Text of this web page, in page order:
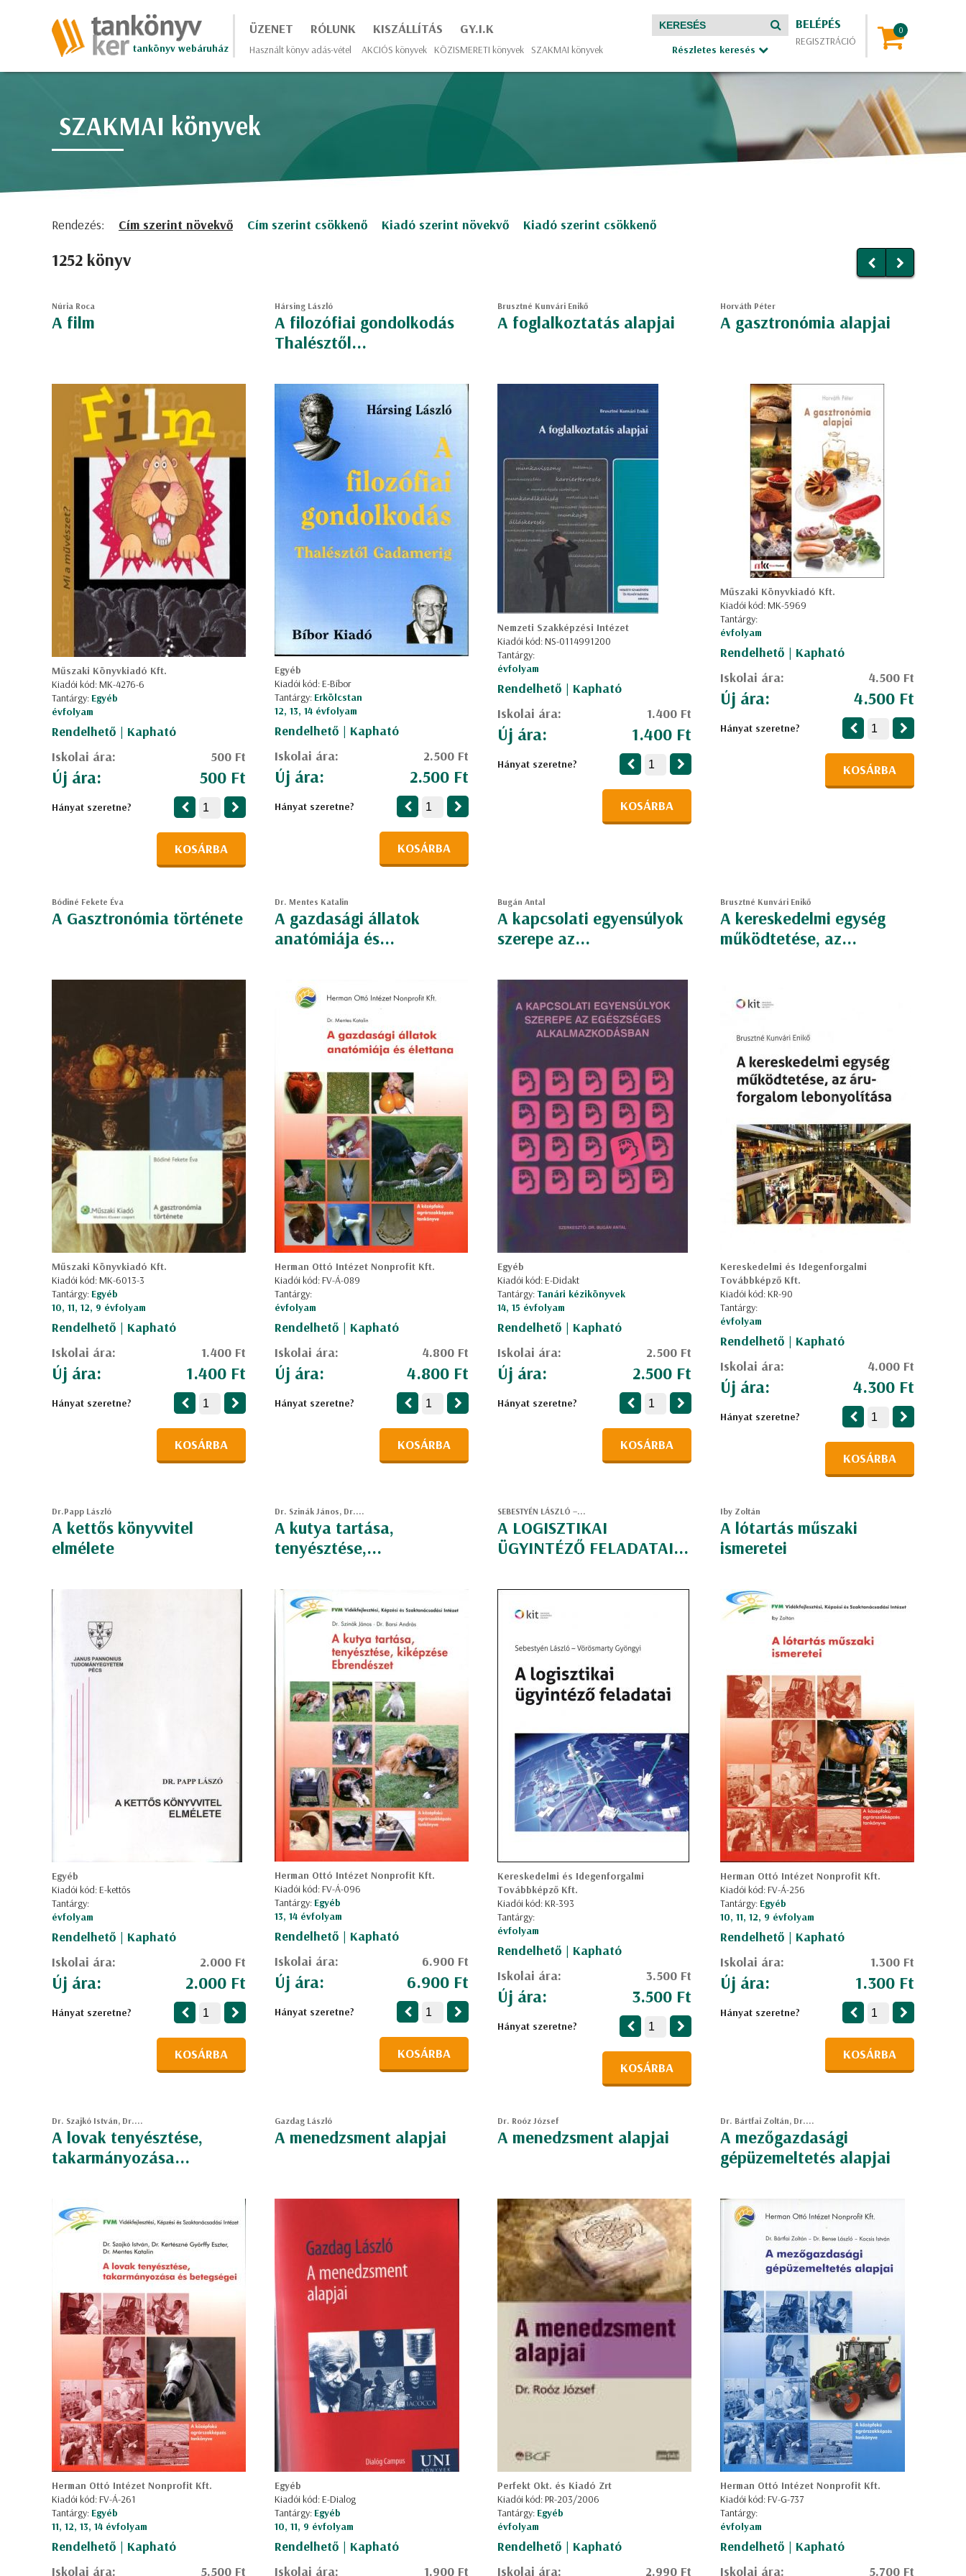
tankönyv webáruház
ÜZENET RÓLUNK KISZÁLLÍTÁS GY.I.K
Használt könyv adás-vétel AKCIÓS könyvek KÖZISMERETI könyvek SZAKMAI könyvek Részletes keresés
BELÉPÉS
REGISZTRÁCIÓ
SZAKMAI könyvek
Rendezés: Cím szerint növekvő Cím szerint csökkenő Kiadó szerint növekvő Kiadó szerint csökkenő
1252 könyv
Núria Roca
A film
Műszaki Könyvkiadó Kft.
Kiadói kód: MK-4276-6
Tantárgy: Egyéb
évfolyam
Rendelhető | Kapható
Iskolai ára:
500 Ft
Új ára: 500 Ft
Hányat szeretne?
KOSÁRBA
Hársing László
A filozófiai gondolkodás
Thalésztől...
Egyéb
Kiadói kód: E-Bíbor
Tantárgy: Erkölcstan
12, 13, 14 évfolyam
Rendelhető | Kapható
Iskolai ára:
2.500 Ft
Új ára: 2.500 Ft
Hányat szeretne?
KOSÁRBA
Brusztné Kunvári Enikő
A foglalkoztatás alapjai
Nemzeti Szakképzési Intézet
Kiadói kód: NS-0114991200
Tantárgy:
évfolyam
Rendelhető | Kapható
Iskolai ára:
1.400 Ft
Új ára: 1.400 Ft
Hányat szeretne?
KOSÁRBA
Horváth Péter
A gasztronómia alapjai
Műszaki Könyvkiadó Kft.
Kiadói kód: MK-5969
Tantárgy:
évfolyam
Rendelhető | Kapható
Iskolai ára:
4.500 Ft
Új ára: 4.500 Ft
Hányat szeretne?
KOSÁRBA
Bódiné Fekete Éva
A Gasztronómia története
Műszaki Könyvkiadó Kft.
Kiadói kód: MK-6013-3
Tantárgy: Egyéb
10, 11, 12, 9 évfolyam
Rendelhető | Kapható
Iskolai ára:
1.400 Ft
Új ára: 1.400 Ft
Hányat szeretne?
KOSÁRBA
Dr. Mentes Katalin
A gazdasági állatok
anatómiája és...
Herman Ottó Intézet Nonprofit Kft.
Kiadói kód: FV-Á-089
Tantárgy:
évfolyam
Rendelhető | Kapható
Iskolai ára:
4.800 Ft
Új ára: 4.800 Ft
Hányat szeretne?
KOSÁRBA
Bugán Antal
A kapcsolati egyensúlyok
szerepe az...
Egyéb
Kiadói kód: E-Didakt
Tantárgy:Tanári kézikönyvek
14, 15 évfolyam
Rendelhető | Kapható
Iskolai ára:
2.500 Ft
Új ára: 2.500 Ft
Hányat szeretne?
KOSÁRBA
Brusztné Kunvári Enikő
A kereskedelmi egység
működtetése, az...
Kereskedelmi és Idegenforgalmi
Továbbképző Kft.
Kiadói kód: KR-90
Tantárgy:
évfolyam
Rendelhető | Kapható
Iskolai ára:
4.000 Ft
Új ára: 4.300 Ft
Hányat szeretne?
KOSÁRBA
Dr.Papp László
A kettős könyvvitel
elmélete
Egyéb
Kiadói kód: E-kettős
Tantárgy:
évfolyam
Rendelhető | Kapható
Iskolai ára:
2.000 Ft
Új ára: 2.000 Ft
Hányat szeretne?
KOSÁRBA
Dr. Szinák János, Dr....
A kutya tartása,
tenyésztése,...
Herman Ottó Intézet Nonprofit Kft.
Kiadói kód: FV-Á-096
Tantárgy: Egyéb
13, 14 évfolyam
Rendelhető | Kapható
Iskolai ára:
6.900 Ft
Új ára: 6.900 Ft
Hányat szeretne?
KOSÁRBA
SEBESTYÉN LÁSZLÓ –...
A LOGISZTIKAI
ÜGYINTÉZŐ FELADATAI...
Kereskedelmi és Idegenforgalmi
Továbbképző Kft.
Kiadói kód: KR-393
Tantárgy:
évfolyam
Rendelhető | Kapható
Iskolai ára:
3.500 Ft
Új ára: 3.500 Ft
Hányat szeretne?
KOSÁRBA
Iby Zoltán
A lótartás műszaki
ismeretei
Herman Ottó Intézet Nonprofit Kft.
Kiadói kód: FV-Á-256
Tantárgy: Egyéb
10, 11, 12, 9 évfolyam
Rendelhető | Kapható
Iskolai ára:
1.300 Ft
Új ára: 1.300 Ft
Hányat szeretne?
KOSÁRBA
Dr. Szajkó István, Dr....
A lovak tenyésztése,
takarmányozása...
Herman Ottó Intézet Nonprofit Kft.
Kiadói kód: FV-Á-261
Tantárgy: Egyéb
11, 12, 13, 14 évfolyam
Rendelhető | Kapható
Iskolai ára:
5.500 Ft
Gazdag László
A menedzsment alapjai
Egyéb
Kiadói kód: E-Dialog
Tantárgy: Egyéb
10, 11, 9 évfolyam
Rendelhető | Kapható
Iskolai ára:
1.900 Ft
Dr. Roóz József
A menedzsment alapjai
Perfekt Okt. és Kiadó Zrt
Kiadói kód: PR-203/2006
Tantárgy: Egyéb
évfolyam
Rendelhető | Kapható
Iskolai ára:
2.990 Ft
Dr. Bártfai Zoltán, Dr....
A mezőgazdasági
gépüzemeltetés alapjai
Herman Ottó Intézet Nonprofit Kft.
Kiadói kód: FV-G-737
Tantárgy:
évfolyam
Rendelhető | Kapható
Iskolai ára:
5.700 Ft